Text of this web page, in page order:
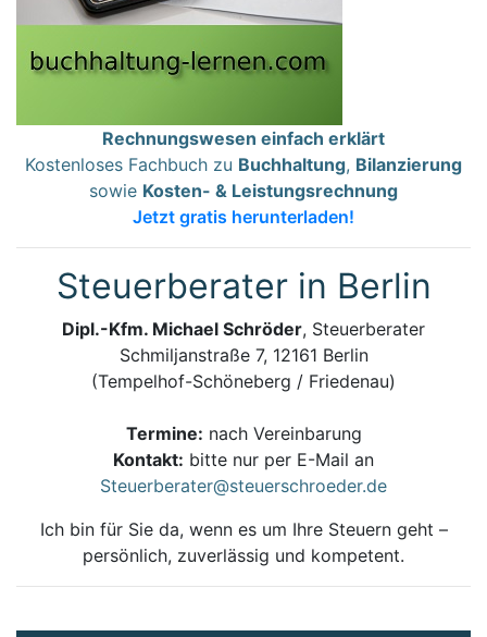
Rechnungswesen einfach erklärt
Kostenloses Fachbuch zu Buchhaltung, Bilanzierung
sowie Kosten- & Leistungsrechnung
Jetzt gratis herunterladen!
Steuerberater in Berlin
Dipl.-Kfm. Michael Schröder, Steuerberater
Schmiljanstraße 7, 12161 Berlin
(Tempelhof-Schöneberg / Friedenau)
Termine: nach Vereinbarung
Kontakt: bitte nur per E-Mail an
Steuerberater@steuerschroeder.de
Ich bin für Sie da, wenn es um Ihre Steuern geht –
persönlich, zuverlässig und kompetent.